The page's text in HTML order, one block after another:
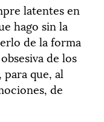
latentes en
hago sin la
de la forma
de los
que, al
de